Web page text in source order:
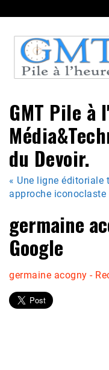
to
content
GMT Pile à
du Devoir.
« Une ligne éditoriale
approche
germaine
Google
germaine acogny -